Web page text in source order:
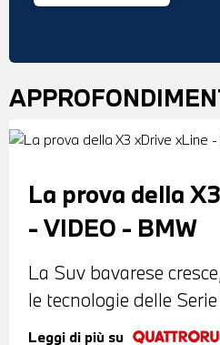
La prova della
- VIDEO - BMW
La Suv bavarese
le tecnologie delle
Leggi di più su